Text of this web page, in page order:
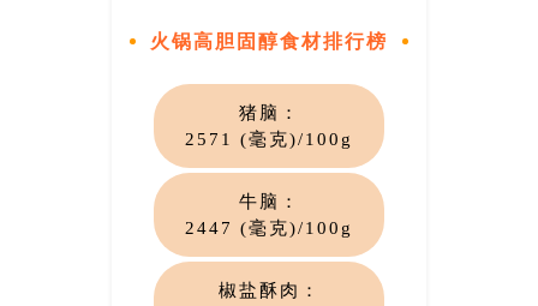
火锅高胆固醇食材排行榜
猪脑：
2571 (毫克)/100g
牛脑：
2447 (毫克)/100g
椒盐酥肉：